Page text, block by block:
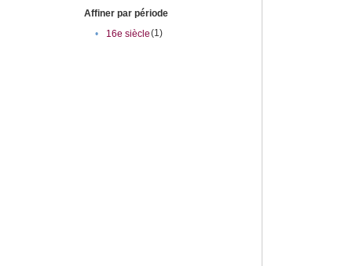
Affiner par période
•
16e siècle(1)